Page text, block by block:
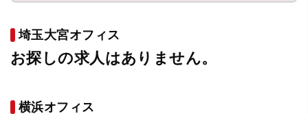
埼玉大宮オフィス
お探しの求人はありません。
横浜オフィス